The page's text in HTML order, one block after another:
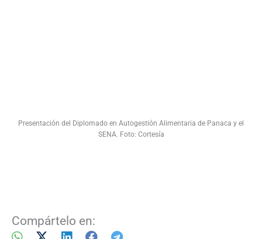
Presentación del Diplomado en Autogestión Alimentaria de Panaca y el
SENA. Foto: Cortesía
Compártelo en: